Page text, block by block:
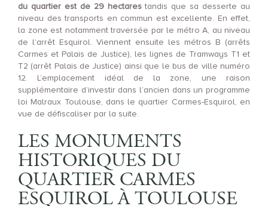
du quartier est de 29 hectarestandis que sa desserte au
niveau des transports en commun est excellente. En effet,
la zone est notamment traversée par le métro A, au niveau
de l’arrêt Esquirol. Viennent ensuite les métros B (arrêts
Carmes et Palais de Justice), les lignes de Tramways T1 et
T2 (arrêt Palais de Justice) ainsi que le bus de ville numéro
12. L’emplacement idéal de la zone, une raison
supplémentaire d’investir dans l’ancien dans un programme
loi Malraux Toulouse, dans le quartier Carmes-Esquirol, en
vue de défiscaliser par la suite.
LES MONUMENTS
HISTORIQUES DU
QUARTIER CARMES
ESQUIROL À TOULOUSE